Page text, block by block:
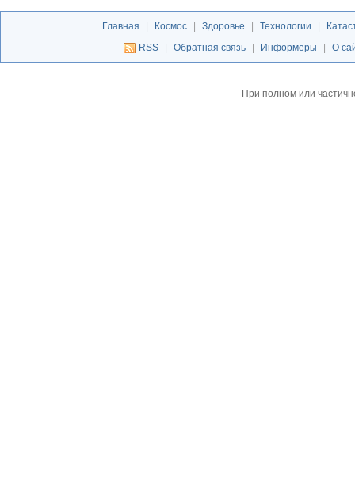
Главная Космос Здоровье Технологии
RSS
Обратная связь Информеры О
При полном или